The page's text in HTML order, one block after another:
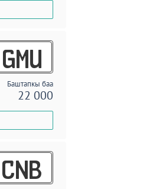
GMU
Баштапкы баа
22 000
CNB